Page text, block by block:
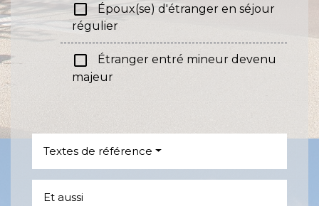
check_box_outline_blank Époux(se) d'étranger en séjour
régulier
check_box_outline_blank
Étranger entré mineur devenu
majeur
Textes de référence
Et aussi